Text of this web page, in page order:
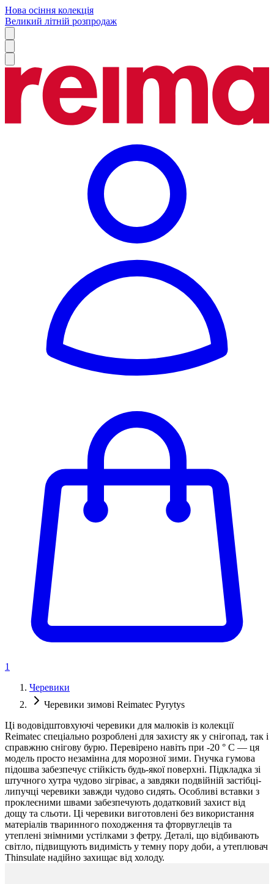
Нова осіння колекція
Великий літній розпродаж
1
Черевики
Черевики зимові Reimatec Pyrytys
Ці водовідштовхуючі черевики для малюків із колекції
Reimatec спеціально розроблені для захисту як у снігопад, так і
справжню снігову бурю. Перевірено навіть при -20 ° C — ця
модель просто незамінна для морозної зими. Гнучка гумова
підошва забезпечує стійкість будь-якої поверхні. Підкладка зі
штучного хутра чудово зігріває, а завдяки подвійній застібці-
липучці черевики завжди чудово сидять. Особливі вставки з
проклеєними швами забезпечують додатковий захист від
дощу та сльоти. Ці черевики виготовлені без використання
матеріалів тваринного походження та фторвуглеців та
утеплені знімними устілками з фетру. Деталі, що відбивають
світло, підвищують видимість у темну пору доби, а утеплювач
Thinsulate надійно захищає від холоду.